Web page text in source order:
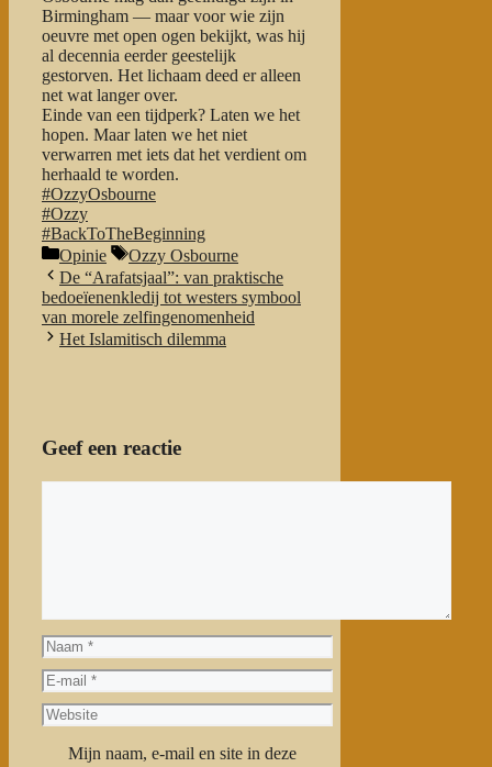
Birmingham — maar voor wie zijn
oeuvre met open ogen bekijkt, was hij
al decennia eerder geestelijk
gestorven. Het lichaam deed er alleen
net wat langer over.
Einde van een tijdperk? Laten we het
hopen. Maar laten we het niet
verwarren met iets dat het verdient om
herhaald te worden.
#OzzyOsbourne
#Ozzy
#BackToTheBeginning
Categorieën
Opinie Tags
Ozzy Osbourne
De “Arafatsjaal”: van praktische
bedoeïenenkledij tot westers symbool
van morele zelfingenomenheid
Het Islamitisch dilemma
Geef een reactie
Naam
E-
mail
Website
Mijn naam, e-mail en site in deze